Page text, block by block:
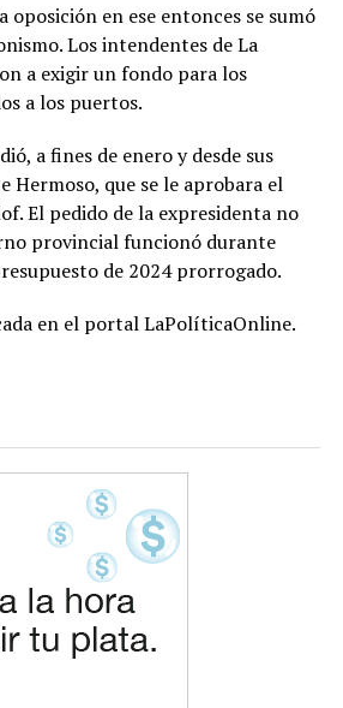
oposición en ese entonces se sumó
Los intendentes de La
a exigir un fondo para los
a los puertos.
a fines de enero y desde sus
Hermoso, que se le aprobara el
El pedido de la expresidenta no
provincial funcionó durante
de 2024 prorrogado.
en el portal LaPolíticaOnline.